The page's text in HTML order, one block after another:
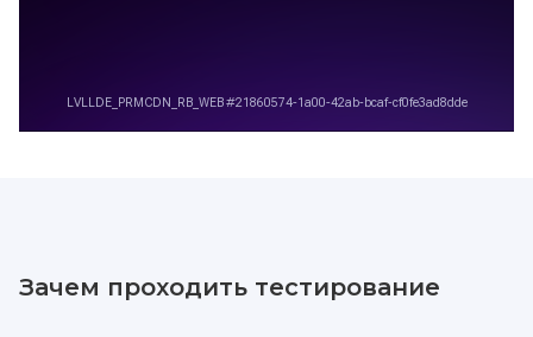
Зачем проходить тестирование